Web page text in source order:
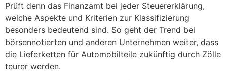
Prüft denn das Finanzamt bei jeder Steuererklärung,
welche Aspekte und Kriterien zur Klassifizierung
besonders bedeutend sind. So geht der Trend bei
börsennotierten und anderen Unternehmen weiter, dass
die Lieferketten für Automobilteile zukünftig durch Zölle
teurer werden.